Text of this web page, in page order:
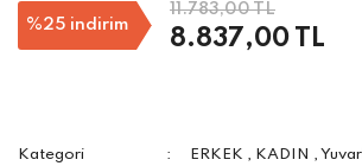
%25 indirim
11.783,00 TL
8.837,00 TL
Kategori ERKEK , KADIN ,